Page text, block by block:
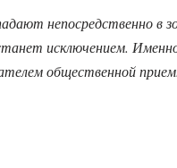
непосредственно в
исключением.
общественной